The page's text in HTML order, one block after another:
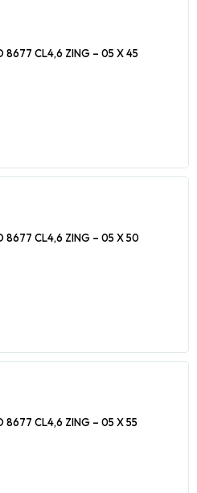
8677 CL4,6 ZING – 05 X 45
8677 CL4,6 ZING – 05 X 50
8677 CL4,6 ZING – 05 X 55